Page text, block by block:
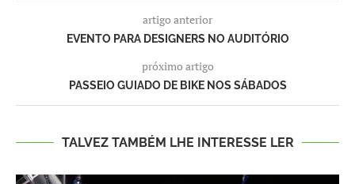
artigo anterior
EVENTO PARA DESIGNERS NO AUDITÓRIO
próximo artigo
PASSEIO GUIADO DE BIKE NOS SÁBADOS
TALVEZ TAMBÉM LHE INTERESSE LER